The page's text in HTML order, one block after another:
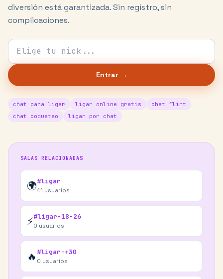
diversión está garantizada. Sin registro, sin
complicaciones.
Tu nick para el chat
Entrar →
chat para ligar ligar online gratis
chat flirt
chat coqueteo
ligar por chat
SALAS RELACIONADAS
🌍#ligar
41 usuarios
⚡#ligar-18-26
0 usuarios
🔥 #ligar-+30
0 usuarios